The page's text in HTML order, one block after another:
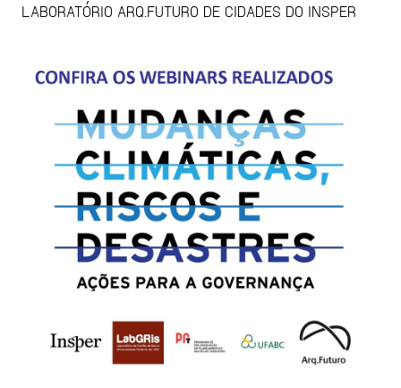
LABORATÓRIO ARQ.FUTURO DE CIDADES DO INSPER